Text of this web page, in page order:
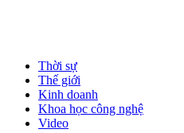
Thời sự
Thế giới
Kinh doanh
Khoa học công nghệ
Video